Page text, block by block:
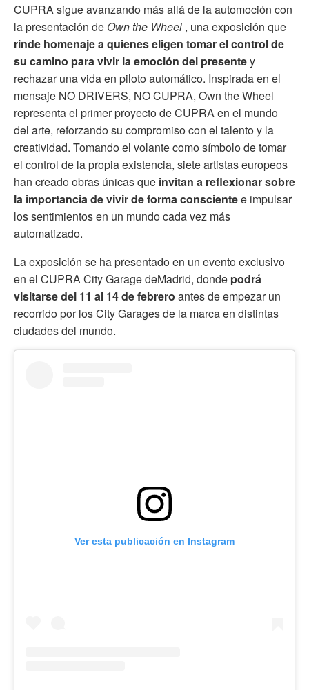
CUPRA sigue avanzando más allá de la automoción con
la presentación de Own the Wheel , una exposición que
rinde homenaje a quienes eligen tomar el control de
su camino para vivir la emoción del presentey
rechazar una vida en piloto automático. Inspirada en el
mensaje NO DRIVERS, NO CUPRA, Own the Wheel
representa el primer proyecto de CUPRA en el mundo
del arte, reforzando su compromiso con el talento y la
creatividad. Tomando el volante como símbolo de tomar
el control de la propia existencia, siete artistas europeos
han creado obras únicas que invitan a reflexionar sobre
la importancia de vivir de forma conscientee impulsar
los sentimientos en un mundo cada vez más
automatizado.
La exposición se ha presentado en un evento exclusivo
en el CUPRA City Garage deMadrid, donde podrá
visitarse del 11 al 14 de febrero antes de empezar un
recorrido por los City Garages de la marca en distintas
ciudades del mundo.
Ver esta publicación en Instagram